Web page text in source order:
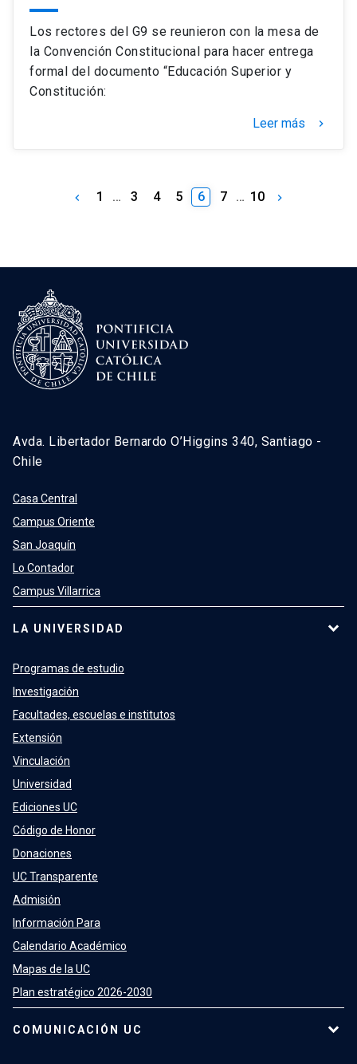
Los rectores del G9 se reunieron con la mesa de
la Convención Constitucional para hacer entrega
formal del documento “Educación Superior y
Constitución:
Leer más keyboard_arrow_right
keyboard_arrow_left 1 … 3 4 5 6 7 … 10 keyboard_arrow_right
Avda. Libertador Bernardo O’Higgins 340, Santiago -
Chile
Casa Central
Campus Oriente
San Joaquín
Lo Contador
Campus Villarrica
LA UNIVERSIDAD
Programas de estudio
Investigación
Facultades, escuelas e institutos
Extensión
Vinculación
Universidad
Ediciones UC
Código de Honor
Donaciones
UC Transparente
Admisión
Información Para
Calendario Académico
Mapas de la UC
Plan estratégico 2026-2030
COMUNICACIÓN UC